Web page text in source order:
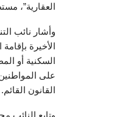
العقارية”،
وأشار نائب
الأخيرة
السكنية أو
القانون القائم.
وتابع النائب